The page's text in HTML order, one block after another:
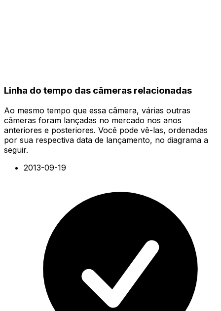
Linha do tempo das câmeras relacionadas
Ao mesmo tempo que essa câmera, várias outras
câmeras foram lançadas no mercado nos anos
anteriores e posteriores. Você pode vê-las, ordenadas
por sua respectiva data de lançamento, no diagrama a
seguir.
2013-09-19